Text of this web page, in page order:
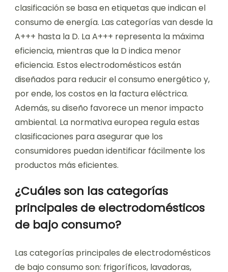
clasificación se basa en etiquetas que indican el
consumo de energía. Las categorías van desde la
A+++ hasta la D. La A+++ representa la máxima
eficiencia, mientras que la D indica menor
eficiencia. Estos electrodomésticos están
diseñados para reducir el consumo energético y,
por ende, los costos en la factura eléctrica.
Además, su diseño favorece un menor impacto
ambiental. La normativa europea regula estas
clasificaciones para asegurar que los
consumidores puedan identificar fácilmente los
productos más eficientes.
¿Cuáles son las categorías
principales de electrodomésticos
de bajo consumo?
Las categorías principales de electrodomésticos
de bajo consumo son: frigoríficos, lavadoras,